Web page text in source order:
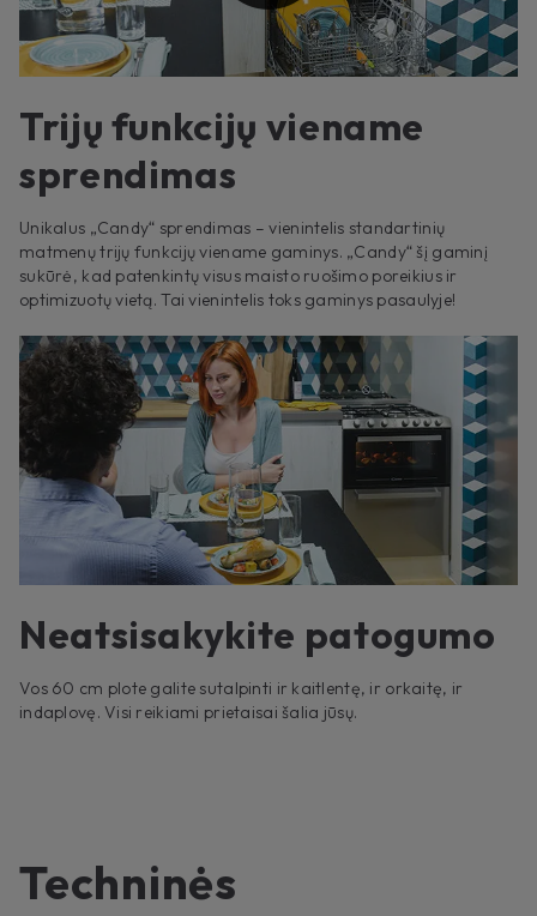
Trijų funkcijų viename
sprendimas
Unikalus „Candy“ sprendimas – vienintelis standartinių
matmenų trijų funkcijų viename gaminys. „Candy“ šį gaminį
sukūrė, kad patenkintų visus maisto ruošimo poreikius ir
optimizuotų vietą. Tai vienintelis toks gaminys pasaulyje!
Neatsisakykite patogumo
Vos 60 cm plote galite sutalpinti ir kaitlentę, ir orkaitę, ir
indaplovę. Visi reikiami prietaisai šalia jūsų.
Techninės